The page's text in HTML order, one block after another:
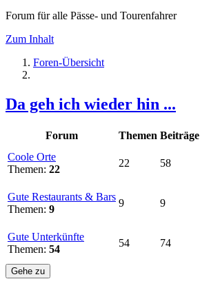
Forum für alle Pässe- und Tourenfahrer
Zum Inhalt
Foren-Übersicht
Da geh ich wieder hin ...
Forum Themen Beiträge
Coole Orte
Themen: 22
22 58
Gute Restaurants & Bars
Themen: 9
9 9
Gute Unterkünfte
Themen: 54
54 74
Gehe zu